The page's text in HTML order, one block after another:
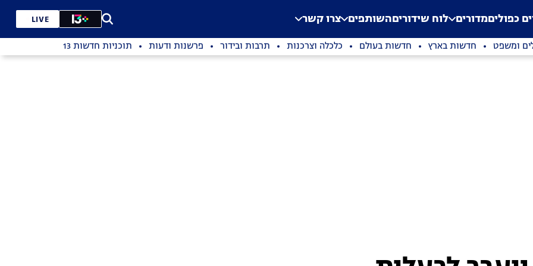
Application error: a
. כפוליםמדורים לוח שידוריםהשותפים צרו קשר LIVE
ומשפט חדשות בארץ חדשות בעולם כלכלה וצרכנות תרבות ובידור פרשנות ודעות תוכניות חדשות 13